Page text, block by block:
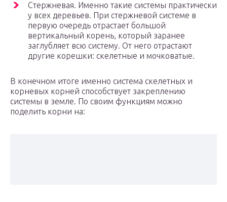
Стержневая. Именно такие системы практически
у всех деревьев. При стержневой системе в
первую очередь отрастает большой
вертикальный корень, который заранее
заглубляет всю систему. От него отрастают
другие корешки: скелетные и мочковатые.
В конечном итоге именно система скелетных и
корневых корней способствует закреплению
системы в земле. По своим функциям можно
поделить корни на: